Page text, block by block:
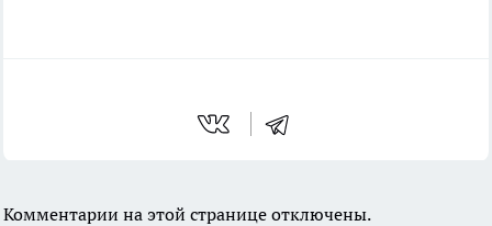
Комментарии на этой странице отключены.